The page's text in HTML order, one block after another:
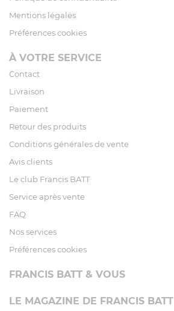
Mentions légales
Préférences cookies
À VOTRE SERVICE
Contact
Livraison
Paiement
Retour des produits
Conditions générales de vente
Avis clients
Le club Francis BATT
Service après vente
FAQ
Nos services
Préférences cookies
FRANCIS BATT & VOUS
LE MAGAZINE DE FRANCIS BATT